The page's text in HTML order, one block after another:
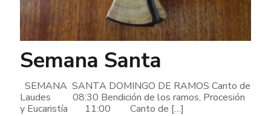
Semana Santa
SEMANA SANTA DOMINGO DE RAMOS Canto de
Laudes 08:30 Bendición de los ramos, Procesión
y Eucaristía 11:00 Canto de […]